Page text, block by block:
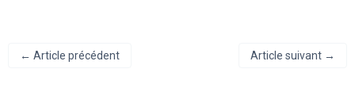
← Article précédent Article suivant →